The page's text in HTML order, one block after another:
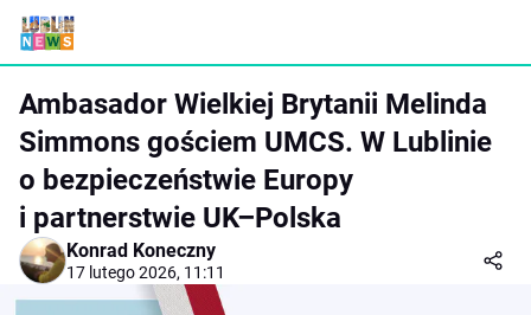
Ambasador Wielkiej Brytanii Melinda
Simmons gościem UMCS. W Lublinie
o bezpieczeństwie Europy
i partnerstwie UK–Polska
Konrad Koneczny
17 lutego 2026, 11:11